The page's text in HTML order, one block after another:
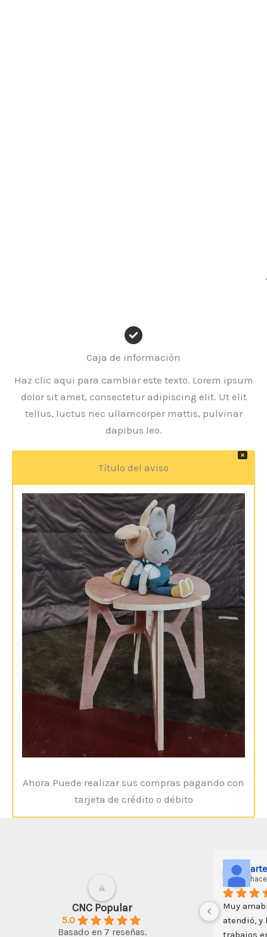
Caja de información
Haz clic aqui para cambiar este texto. Lorem ipsum
dolor sit amet, consectetur adipiscing elit. Ut elit
tellus, luctus nec ullamcorper mattis, pulvinar
dapibus leo.
Título del aviso
Ahora Puede realizar sus compras pagando con
tarjeta de crédito o débito
CNC Popular
5.0
Basado en 7 reseñas.
de
bambú  que
Un buen inicio en el CNC; algo de
ingenio y todo es posible con esta
máquina